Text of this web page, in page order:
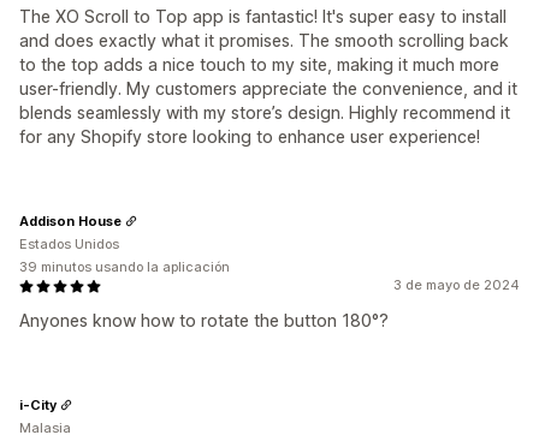
The XO Scroll to Top app is fantastic! It's super easy to install
and does exactly what it promises. The smooth scrolling back
to the top adds a nice touch to my site, making it much more
user-friendly. My customers appreciate the convenience, and it
blends seamlessly with my store’s design. Highly recommend it
for any Shopify store looking to enhance user experience!
3 de mayo de 2024
Anyones know how to rotate the button 180°?
Addison House
Estados Unidos
39 minutos usando la aplicación
i-City
Malasia